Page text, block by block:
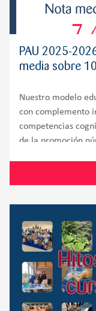
PAU 2025-
media sobre 10
Nuestro modelo
con complemento
competencias
de la promoción